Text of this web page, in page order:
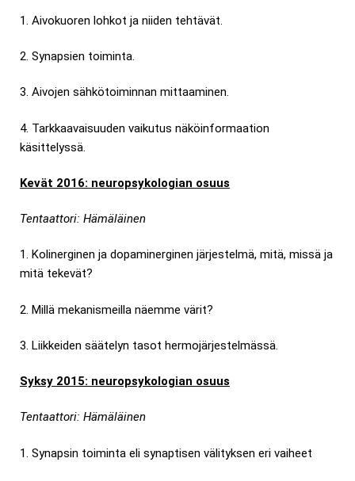
1. Aivokuoren lohkot ja niiden tehtävät.
2. Synapsien toiminta.
3. Aivojen sähkötoiminnan mittaaminen.
4. Tarkkaavaisuuden vaikutus näköinformaation
käsittelyssä.
Kevät 2016: neuropsykologian osuus
Tentaattori: Hämäläinen
1. Kolinerginen ja dopaminerginen järjestelmä, mitä, missä ja
mitä tekevät?
2. Millä mekanismeilla näemme värit?
3. Liikkeiden säätelyn tasot hermojärjestelmässä.
Syksy 2015: neuropsykologian osuus
Tentaattori: Hämäläinen
1. Synapsin toiminta eli synaptisen välityksen eri vaiheet